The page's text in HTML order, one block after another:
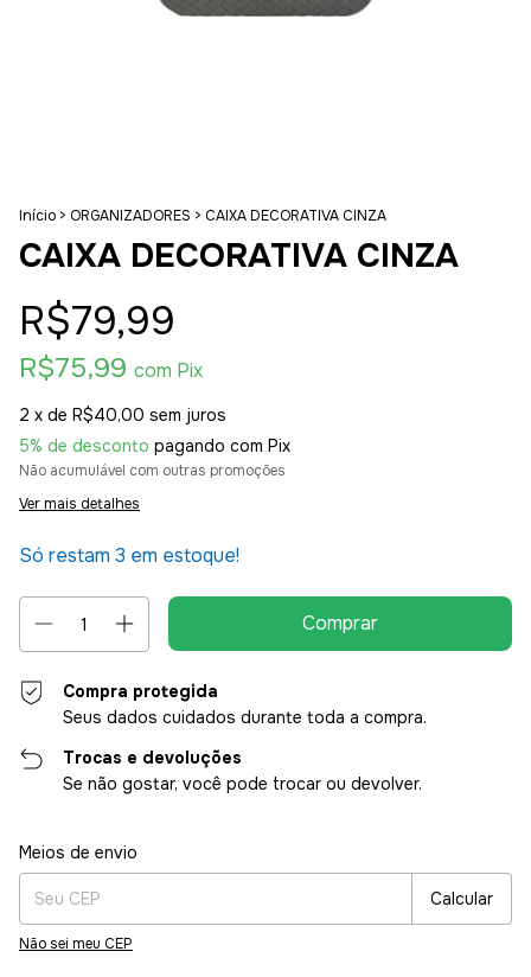
Início > ORGANIZADORES > CAIXA DECORATIVA CINZA
CAIXA DECORATIVA CINZA
R$79,99
R$75,99 com Pix
2 x de R$40,00 sem juros
5% de desconto pagando com Pix
Não acumulável com outras promoções
Ver mais detalhes
Só restam 3 em estoque!
Compra protegida
Seus dados cuidados durante toda a compra.
Trocas e devoluções
Se não gostar, você pode trocar ou devolver.
Entregas para o CEP:
Meios de envio
Calcular
Não sei meu CEP